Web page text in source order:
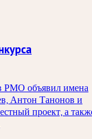
РМО объявил имена
Антон Танонов и
проект, а